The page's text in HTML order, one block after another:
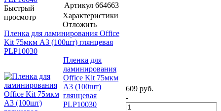
Быстрый
просмотр
Артикул 664663
Характеристики
Отложить
Пленка для ламинирования Office
Kit 75мкм A3 (100шт) глянцевая
PLP10030
Пленка для
ламинирования
Office Kit 75мкм
A3 (100шт)
глянцевая
PLP10030
609 руб.
-